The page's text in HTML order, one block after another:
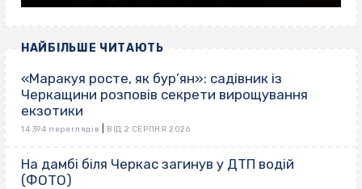
НАЙБІЛЬШЕ ЧИТАЮТЬ
«Маракуя росте, як бур’ян»: садівник із
Черкащини розповів секрети вирощування
екзотики
14 394 переглядів ВІД 2 СЕРПНЯ 2026
На дамбі біля Черкас загинув у ДТП водій
(ФОТО)